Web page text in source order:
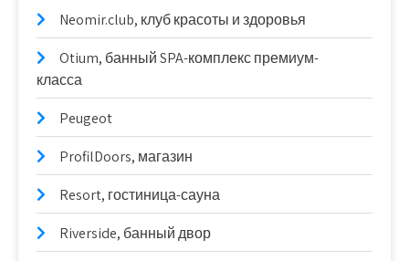
Neomir.club, клуб красоты и здоровья
Otium, банный SPA-комплекс премиум-
класса
Peugeot
ProfilDoors, магазин
Resort, гостиница-сауна
Riverside, банный двор